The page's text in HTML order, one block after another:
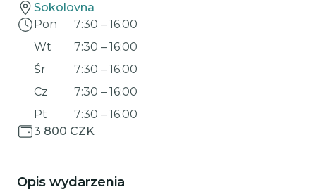
Sokolovna
Pon
7:30 – 16:00
Wt
7:30 – 16:00
Śr
7:30 – 16:00
Cz
7:30 – 16:00
Pt
7:30 – 16:00
3 800 CZK
Opis wydarzenia